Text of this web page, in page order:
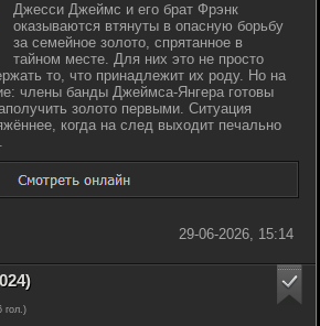
Джесси Джеймс и его брат Фрэнк
оказываются втянуты в опасную борьбу
за семейное золото, спрятанное в
тайном месте. Для них это не просто
то, что принадлежит их роду. Но на
члены банды Джеймса-Янгера готовы
золото первыми. Ситуация
когда на след выходит печально
29-06-2026, 15:14
гол.)